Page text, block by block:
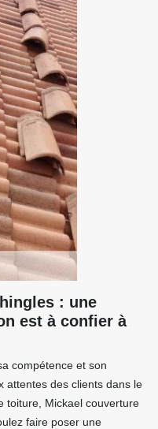
: une
est à confier à
compétence et son
attentes des clients dans le
toiture, Mickael couverture
faire poser une